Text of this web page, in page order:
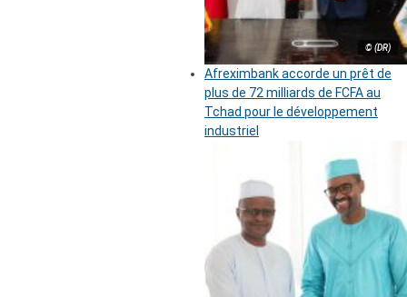
© (DR)
Afreximbank accorde un prêt de
plus de 72 milliards de FCFA au
Tchad pour le développement
industriel